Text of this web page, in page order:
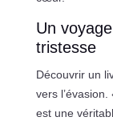
Un
tristesse
Découvrir un
vers
est une